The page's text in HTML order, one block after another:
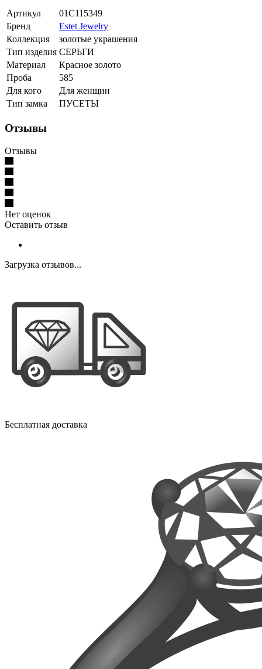
Артикул
01С115349
Бренд
Estet Jewelry
Коллекция
золотые украшения
Тип изделия СЕРЬГИ
Материал
Красное золото
Проба
585
Для кого
Для женщин
Тип замка
ПУСЕТЫ
Отзывы
Отзывы
Нет оценок
Оставить отзыв
Загрузка отзывов...
Бесплатная доставка